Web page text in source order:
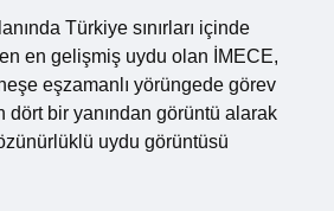
Türkiye sınırları içinde
en gelişmiş uydu olan İMECE,
eşzamanlı yörüngede görev
dört bir yanından görüntü alarak
uydu görüntüsü